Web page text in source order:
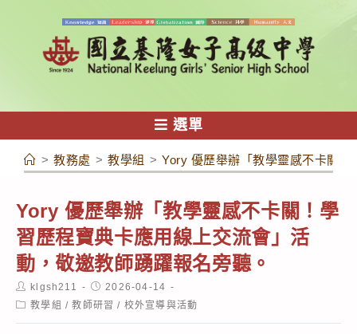
容
選單
> 教務處 > 教學組 > Yory 優歷舉辦「教學靈感不卡關
Yory 優歷舉辦「教學靈感不卡關！學
習歷程寶典卡應用線上交流會」活
動，敬邀教師踴躍報名旁聽。
Post
author:
klgsh211
Post
published:
2026-04-14
Post教學組 / 教師研習 / 校外宣導與活動